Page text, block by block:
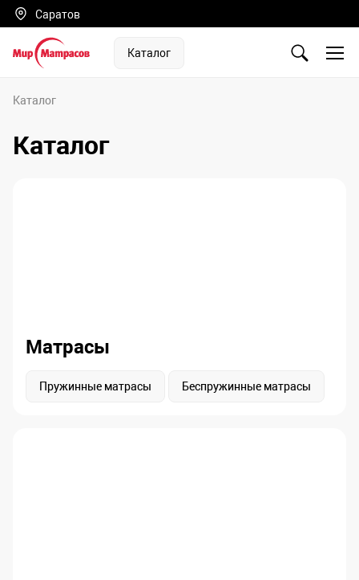
Саратов
Каталог
Каталог
Каталог
Матрасы
Пружинные матрасы Беспружинные матрасы